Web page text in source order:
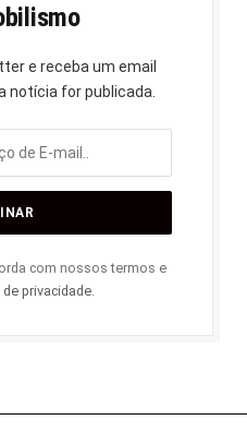
e receba um email
notícia for publicada.
com nossos termos e
privacidade.